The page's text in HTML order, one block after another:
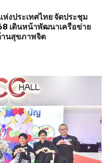
งประเทศไทย จัดประชุม
เดินหน้าพัฒนาเครือข่าย
านสุขภาพจิต